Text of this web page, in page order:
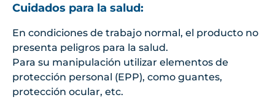
Cuidados para la salud:
En condiciones de trabajo normal, el producto no
presenta peligros para la salud.
Para su manipulación utilizar elementos de
protección personal (EPP), como guantes,
protección ocular, etc.